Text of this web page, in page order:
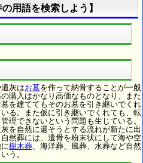
用語を検索しよう】
灰はお墓を作って納骨することが一般
購入はかなり高価なものとなり、また
を建ててもそのお墓を引き継いでくれ
る。また仮に引き継いでくれても、転
理できないという問題も生じている。
を自然に還そうとする流れが新たに出
然葬には、遺骨を粉末状にして海や空
樹木葬、海洋葬、風葬、水葬など自然
う。